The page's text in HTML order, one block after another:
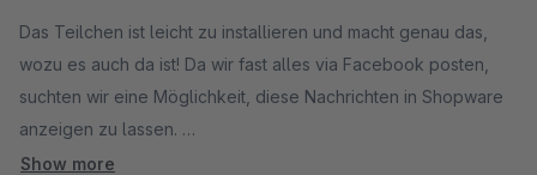
Das Teilchen ist leicht zu installieren und macht genau das,
wozu es auch da ist! Da wir fast alles via Facebook posten,
suchten wir eine Möglichkeit, diese Nachrichten in Shopware
anzeigen zu lassen.
Show more